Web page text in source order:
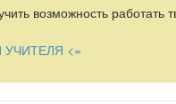
возможность работать
<=